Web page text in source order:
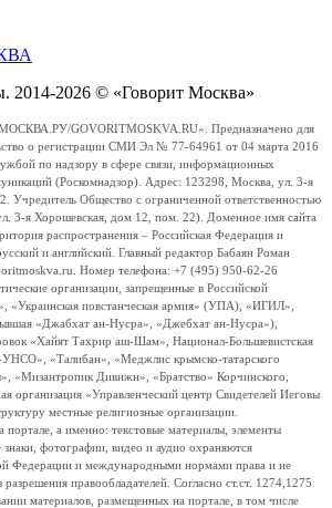
2014-2026 © «Говорит Москва»
GOVORITMOSKVA.RU». Предназначено для
о регистрации СМИ Эл № 77-64961 от 04 марта 2016
по надзору в сфере связи, информационных
(Роскомнадзор). Адрес: 123298, Москва, ул. 3-я
Учредитель Общество с ограниченной ответственностью
3-я Хорошевская, дом 12, пом. 22). Доменное имя сайта
распространения – Российская Федерация и
и английский. Главный редактор Бабаян Роман
Номер телефона: +7 (495) 950-62-26
организации, запрещенные в Российской
«Украинская повстанческая армия» (УПА), «ИГИЛ»,
«Джабхат ан-Нусра», «Джебхат ан-Нусра»),
«Хайят Тахрир аш-Шам», Национал-Большевистская
«Талибан», «Меджлис крымско-татарского
«Мизантропик Дивижн», «Братство» Корчинского,
организация «Управленческий центр Свидетелей Иеговы
местные религиозные организации.
а именно: текстовые материалы, элементы
знаки, фотографии, видео и аудио охраняются
Федерации и международными нормами права и не
правообладателей. Согласно ст.ст. 1274,1275
материалов, размещенных на портале, в том числе